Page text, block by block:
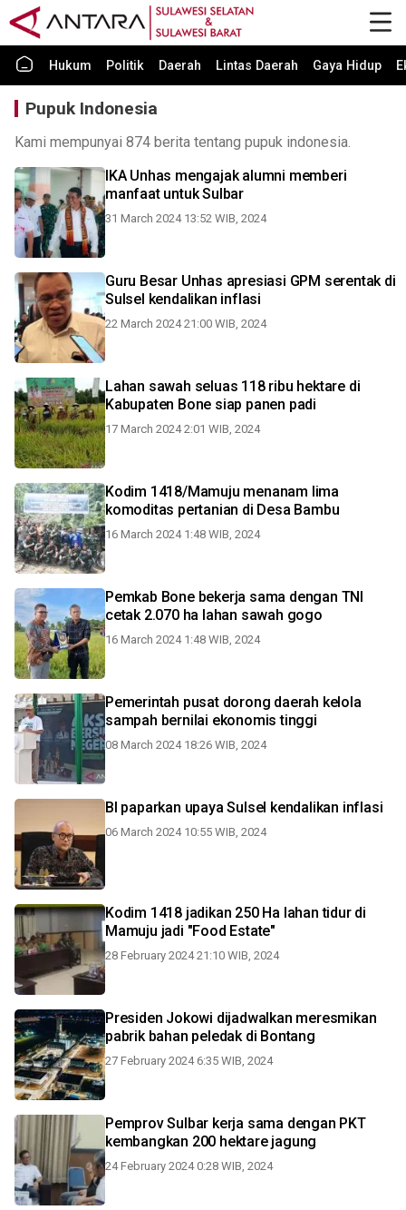
Hukum Politik Daerah Lintas Daerah Gaya Hidup
Pupuk Indonesia
Kami mempunyai 874 berita tentang pupuk indonesia.
IKA Unhas mengajak alumni memberi
manfaat untuk Sulbar
31 March 2024 13:52 WIB, 2024
Guru Besar Unhas apresiasi GPM serentak di
Sulsel kendalikan inflasi
22 March 2024 21:00 WIB, 2024
Lahan sawah seluas 118 ribu hektare di
Kabupaten Bone siap panen padi
17 March 2024 2:01 WIB, 2024
Kodim 1418/Mamuju menanam lima
komoditas pertanian di Desa Bambu
16 March 2024 1:48 WIB, 2024
Pemkab Bone bekerja sama dengan TNI
cetak 2.070 ha lahan sawah gogo
16 March 2024 1:48 WIB, 2024
Pemerintah pusat dorong daerah kelola
sampah bernilai ekonomis tinggi
08 March 2024 18:26 WIB, 2024
BI paparkan upaya Sulsel kendalikan inflasi
06 March 2024 10:55 WIB, 2024
Kodim 1418 jadikan 250 Ha lahan tidur di
Mamuju jadi "Food Estate"
28 February 2024 21:10 WIB, 2024
Presiden Jokowi dijadwalkan meresmikan
pabrik bahan peledak di Bontang
27 February 2024 6:35 WIB, 2024
Pemprov Sulbar kerja sama dengan PKT
kembangkan 200 hektare jagung
24 February 2024 0:28 WIB, 2024